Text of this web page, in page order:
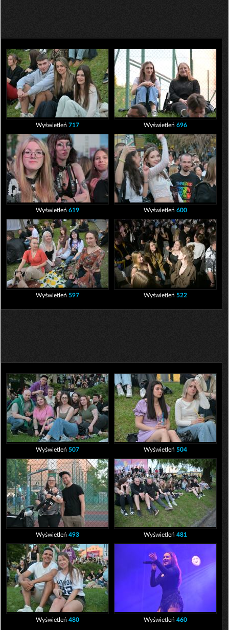
Wyświetleń 717 Wyświetleń 696
Wyświetleń 619 Wyświetleń 600
Wyświetleń 597 Wyświetleń 522
Wyświetleń 507 Wyświetleń 504
Wyświetleń 493 Wyświetleń 481
Wyświetleń 480 Wyświetleń 460